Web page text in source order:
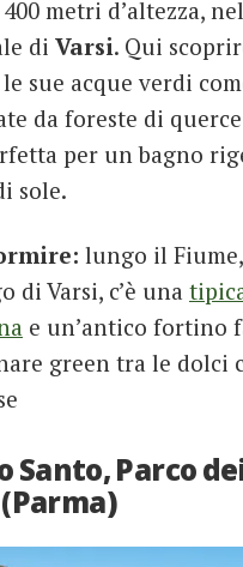
400 metri d’altezza,
di Varsi. Qui
sue acque verdi
da foreste di
per un bagno
sole.
lungo il
di Varsi, c’è una
e un’antico fortino
green tra le dolci
Santo, Parco